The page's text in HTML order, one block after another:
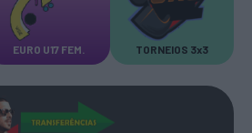
EURO U17 FEM. TORNEIOS 3x3